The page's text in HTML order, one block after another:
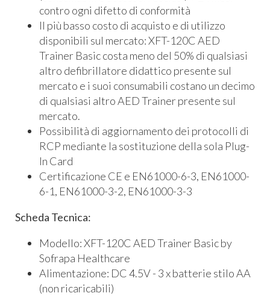
contro ogni difetto di conformità
Il più basso costo di acquisto e di utilizzo
disponibili sul mercato: XFT-120C AED
Trainer Basic costa meno del 50% di qualsiasi
altro defibrillatore didattico presente sul
mercato e i suoi consumabili costano un decimo
di qualsiasi altro AED Trainer presente sul
mercato.
Possibilità di aggiornamento dei protocolli di
RCP mediante la sostituzione della sola Plug-
In Card
Certificazione CE e EN61000-6-3, EN61000-
6-1, EN61000-3-2, EN61000-3-3
Scheda Tecnica:
Modello: XFT-120C AED Trainer Basic by
Sofrapa Healthcare
Alimentazione: DC 4.5V - 3 x batterie stilo AA
(non ricaricabili)